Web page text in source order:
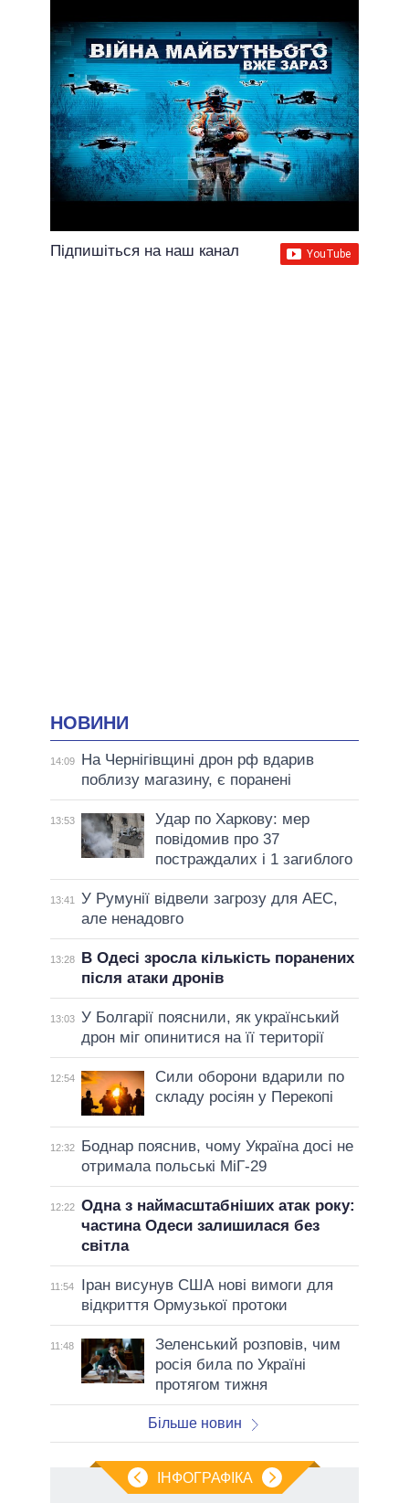
Підпишіться на наш канал
НОВИНИ
14:09
На Чернігівщині дрон рф вдарив
поблизу магазину, є поранені
13:53
Удар по Харкову: мер
повідомив про 37
постраждалих і 1 загиблого
13:41
У Румунії відвели загрозу для АЕС,
але ненадовго
13:28
В Одесі зросла кількість поранених
після атаки дронів
13:03 У Болгарії пояснили, як український
дрон міг опинитися на її території
12:54
Сили оборони вдарили по
складу росіян у Перекопі
12:32
Боднар пояснив, чому Україна досі не
отримала польські МіГ-29
12:22 Одна з наймасштабніших атак року:
частина Одеси залишилася без
світла
11:54
Іран висунув США нові вимоги для
відкриття Ормузької протоки
11:48
Зеленський розповів, чим
росія била по Україні
протягом тижня
Більше новин
ІНФОГРАФІКА